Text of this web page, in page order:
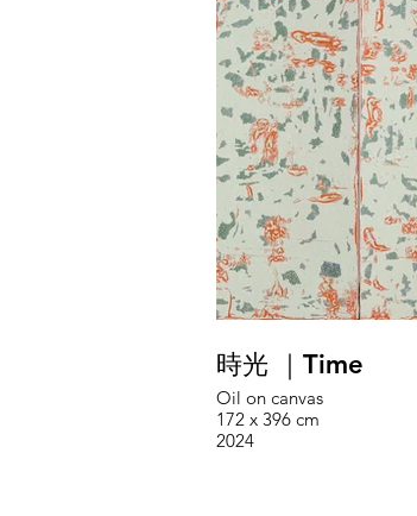
時光 ｜Time
Oil on canvas
172 x 396 cm
2024